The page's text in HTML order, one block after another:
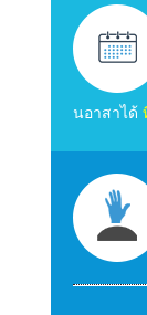
นอาสาได้